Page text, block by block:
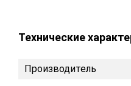
Технические
Производитель